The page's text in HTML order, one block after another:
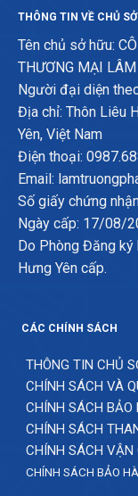
THÔNG TIN VỀ CHỦ
Tên chủ sở hữu:
THƯƠNG MẠI
Người đại diện
Địa chỉ: Thôn Liêu
Yên, Việt Nam
Điện thoại:
Email:
Số giấy chứng
Ngày cấp: 17/08/
Do Phòng Đăng
Hưng Yên cấp.
CÁC CHÍNH SÁCH
THÔNG TIN CHỦ
CHÍNH SÁCH VÀ
CHÍNH SÁCH BẢO
CHÍNH SÁCH
CHÍNH SÁCH VẬN
CHÍNH SÁCH BẢO